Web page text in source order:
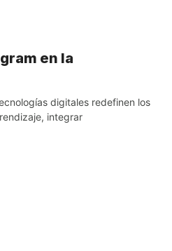
en la
digitales redefinen los
integrar